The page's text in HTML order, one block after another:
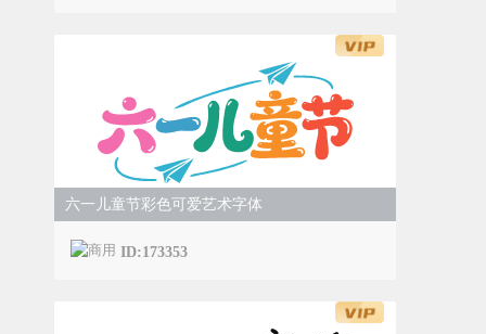
六一儿童节彩色可爱艺术字体
ID:173353